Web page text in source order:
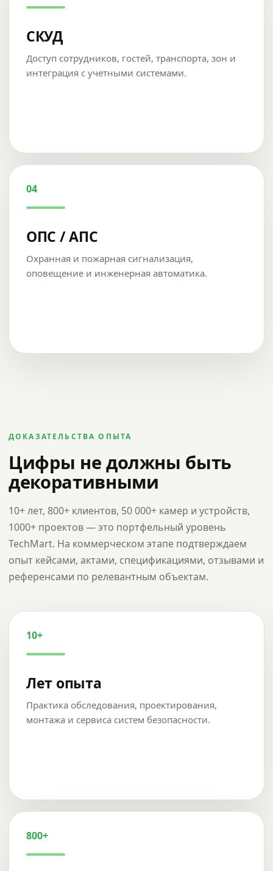
СКУД
Доступ сотрудников, гостей, транспорта, зон и
интеграция с учетными системами.
04
ОПС / АПС
Охранная и пожарная сигнализация,
оповещение и инженерная автоматика.
ДОКАЗАТЕЛЬСТВА ОПЫТА
Цифры не должны быть
декоративными
10+ лет, 800+ клиентов, 50 000+ камер и устройств,
1000+ проектов — это портфельный уровень
TechMart. На коммерческом этапе подтверждаем
опыт кейсами, актами, спецификациями, отзывами и
референсами по релевантным объектам.
10+
Лет опыта
Практика обследования, проектирования,
монтажа и сервиса систем безопасности.
800+